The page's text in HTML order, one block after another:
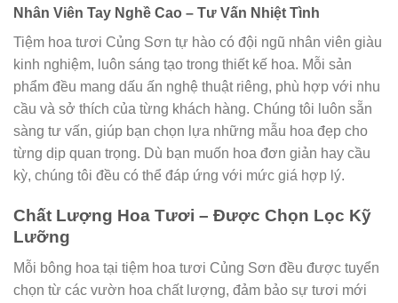
Nhân Viên Tay Nghề Cao – Tư Vấn Nhiệt Tình
Tiệm hoa tươi Củng Sơn tự hào có đội ngũ nhân viên giàu
kinh nghiệm, luôn sáng tạo trong thiết kế hoa. Mỗi sản
phẩm đều mang dấu ấn nghệ thuật riêng, phù hợp với nhu
cầu và sở thích của từng khách hàng. Chúng tôi luôn sẵn
sàng tư vấn, giúp bạn chọn lựa những mẫu hoa đẹp cho
từng dịp quan trọng. Dù bạn muốn hoa đơn giản hay cầu
kỳ, chúng tôi đều có thể đáp ứng với mức giá hợp lý.
Chất Lượng Hoa Tươi – Được Chọn Lọc Kỹ
Lưỡng
Mỗi bông hoa tại tiệm hoa tươi Củng Sơn đều được tuyển
chọn từ các vườn hoa chất lượng, đảm bảo sự tươi mới